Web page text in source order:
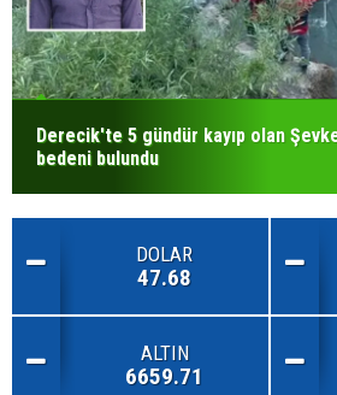
Derecik'te 5 gündür kayıp olan
bedeni bulundu
DOLAR
47.68
ALTIN
6659.71